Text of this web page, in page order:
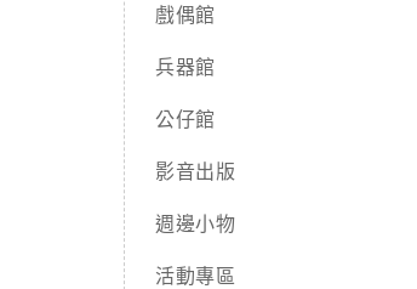
戲偶館
兵器館
公仔館
影音出版
週邊小物
活動專區